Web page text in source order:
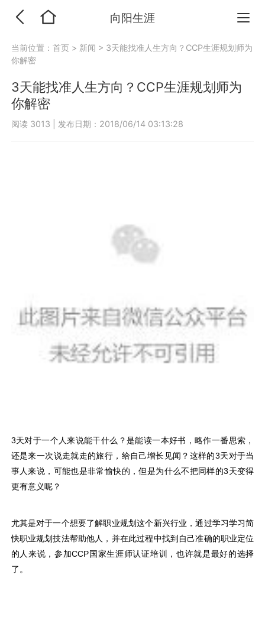
向阳生涯
当前位置：首页 > 新闻 > 3天能找准人生方向？CCP生涯规划师为
你解密
3天能找准人生方向？CCP生涯规划师为
你解密
阅读 3013 发布日期：2018/06/14 03:13:28
3天对于一个人来说能干什么？是能读一本好书，略作一番思索，
还是来一次说走就走的旅行，给自己增长见闻？这样的3天对于当
事人来说，可能也是非常愉快的，但是为什么不把同样的3天变得
更有意义呢？
尤其是对于一个想要了解职业规划这个新兴行业，通过学习学习简
快职业规划技法帮助他人，并在此过程中找到自己准确的职业定位
的人来说，参加CCP国家生涯师认证培训，也许就是最好的选择
了。